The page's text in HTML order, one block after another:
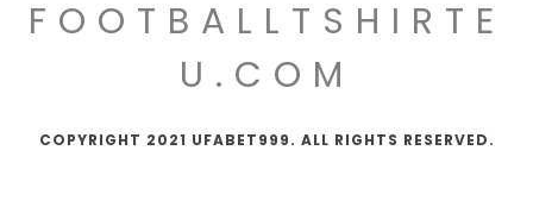
FOOTBALLTSHIRTE
U.COM
COPYRIGHT 2021 UFABET999. ALL RIGHTS RESERVED.